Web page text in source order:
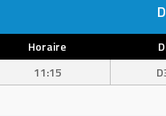
Horaire
11:15